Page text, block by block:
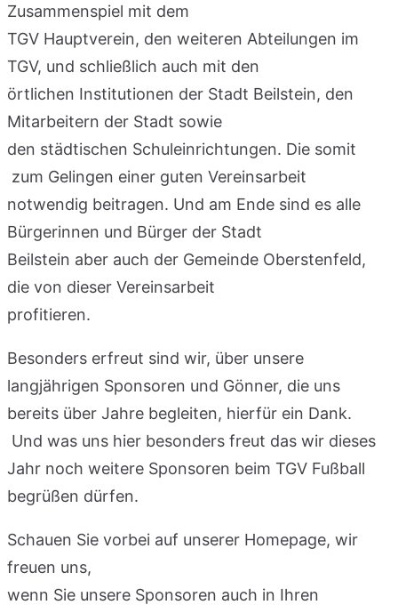
Zusammenspiel mit dem
TGV Hauptverein, den weiteren Abteilungen im
TGV, und schließlich auch mit den
örtlichen Institutionen der Stadt Beilstein, den
Mitarbeitern der Stadt sowie
den städtischen Schuleinrichtungen. Die somit
zum Gelingen einer guten Vereinsarbeit
notwendig beitragen. Und am Ende sind es alle
Bürgerinnen und Bürger der Stadt
Beilstein aber auch der Gemeinde Oberstenfeld,
die von dieser Vereinsarbeit
profitieren.
Besonders erfreut sind wir, über unsere
langjährigen Sponsoren und Gönner, die uns
bereits über Jahre begleiten, hierfür ein Dank.
Und was uns hier besonders freut das wir dieses
Jahr noch weitere Sponsoren beim TGV Fußball
begrüßen dürfen.
Schauen Sie vorbei auf unserer Homepage, wir
freuen uns,
wenn Sie unsere Sponsoren auch in Ihren